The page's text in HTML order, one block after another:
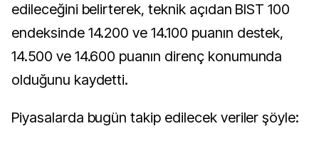
edileceğini belirterek, teknik açıdan BIST 100
endeksinde 14.200 ve 14.100 puanın destek,
14.500 ve 14.600 puanın direnç konumunda
olduğunu kaydetti.
Piyasalarda bugün takip edilecek veriler şöyle: